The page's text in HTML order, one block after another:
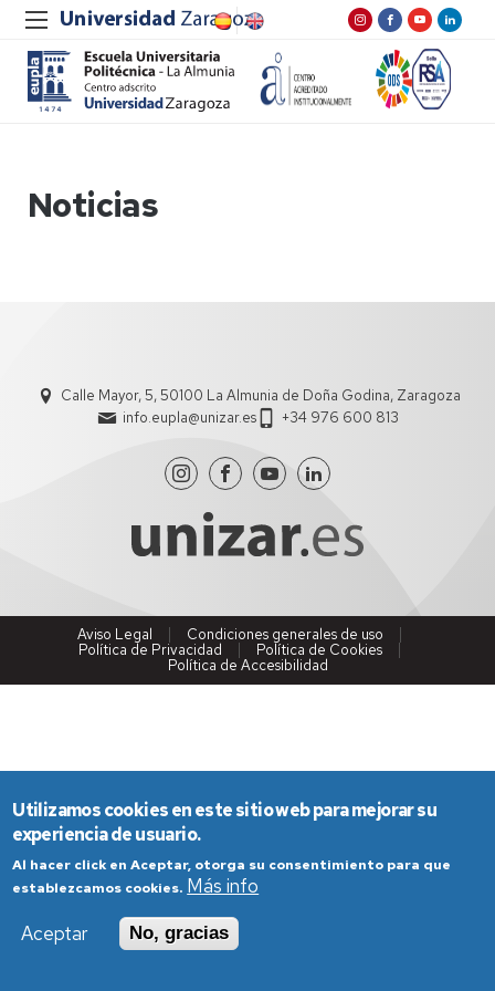
Noticias
Calle Mayor, 5, 50100 La Almunia de Doña Godina, Zaragoza
info.eupla@unizar.es
+34 976 600 813
Aviso Legal
Condiciones generales de uso
Política de Privacidad
Política de Cookies
Política de Accesibilidad
Utilizamos cookies en este sitio web para mejorar su
experiencia de usuario.
Al hacer click en Aceptar, otorga su consentimiento para que
establezcamos cookies. Más info
Aceptar
No, gracias